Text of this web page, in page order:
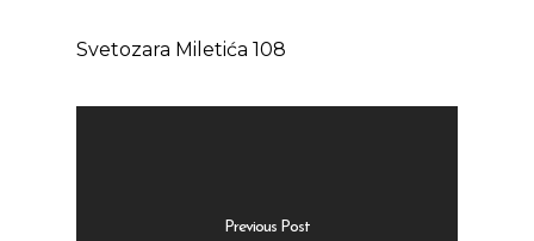
Svetozara Miletića 108
Previous Post